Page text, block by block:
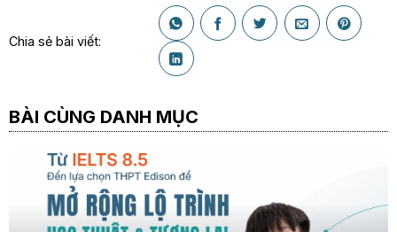
Chia sẻ bài viết:
BÀI CÙNG DANH MỤC